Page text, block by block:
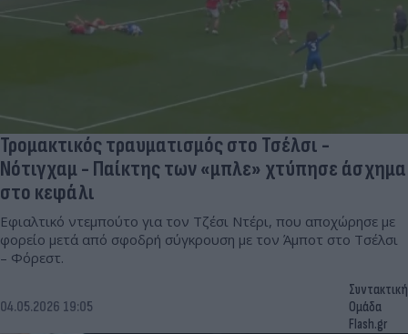
Τρομακτικός τραυματισμός στο Τσέλσι -
Νότιγχαμ - Παίκτης των «μπλε» χτύπησε άσχημα
στο κεφάλι
Εφιαλτικό ντεμπούτο για τον Τζέσι Ντέρι, που αποχώρησε με
φορείο μετά από σφοδρή σύγκρουση με τον Άμποτ στο Τσέλσι
– Φόρεστ.
04.05.2026 19:05
Συντακτική
Ομάδα
Flash.gr